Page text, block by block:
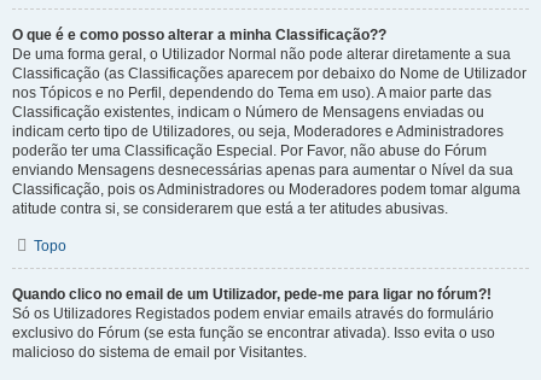
O que é e como posso alterar a minha Classificação??
De uma forma geral, o Utilizador Normal não pode alterar diretamente a sua
Classificação (as Classificações aparecem por debaixo do Nome de Utilizador
nos Tópicos e no Perfil, dependendo do Tema em uso). A maior parte das
Classificação existentes, indicam o Número de Mensagens enviadas ou
indicam certo tipo de Utilizadores, ou seja, Moderadores e Administradores
poderão ter uma Classificação Especial. Por Favor, não abuse do Fórum
enviando Mensagens desnecessárias apenas para aumentar o Nível da sua
Classificação, pois os Administradores ou Moderadores podem tomar alguma
atitude contra si, se considerarem que está a ter atitudes abusivas.
Topo
Quando clico no email de um Utilizador, pede-me para ligar no fórum?!
Só os Utilizadores Registados podem enviar emails através do formulário
exclusivo do Fórum (se esta função se encontrar ativada). Isso evita o uso
malicioso do sistema de email por Visitantes.